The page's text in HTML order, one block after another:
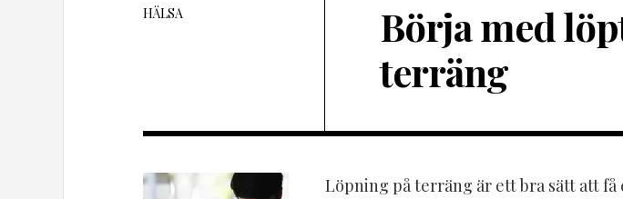
HÄLSA
Börja med
terräng
Löpning på terräng är ett bra sätt att